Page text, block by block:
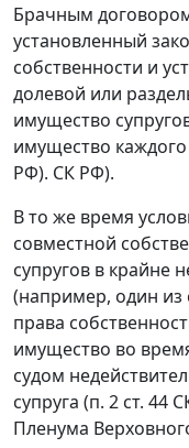
Брачным
установленный
собственности и
долевой или
имущество
имущество каждого
РФ). СК РФ).
В то же время
совместной
супругов в крайне
(например, один из
права
имущество во
судом
супруга (п. 2 ст. 44
Пленума